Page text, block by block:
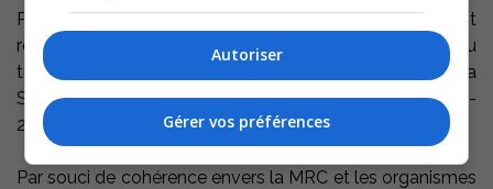
Pour accéder à ce service, les contribuables doivent
remplir le formulaire de demande d’admission au
transport adapté qui est disponible sur demande à la
STAR au 450 746-7827 ainsi qu’à la MRC au 450 743-
2703.
Par souci de cohérence envers la MRC et les organismes
Autoriser
Gérer vos préférences